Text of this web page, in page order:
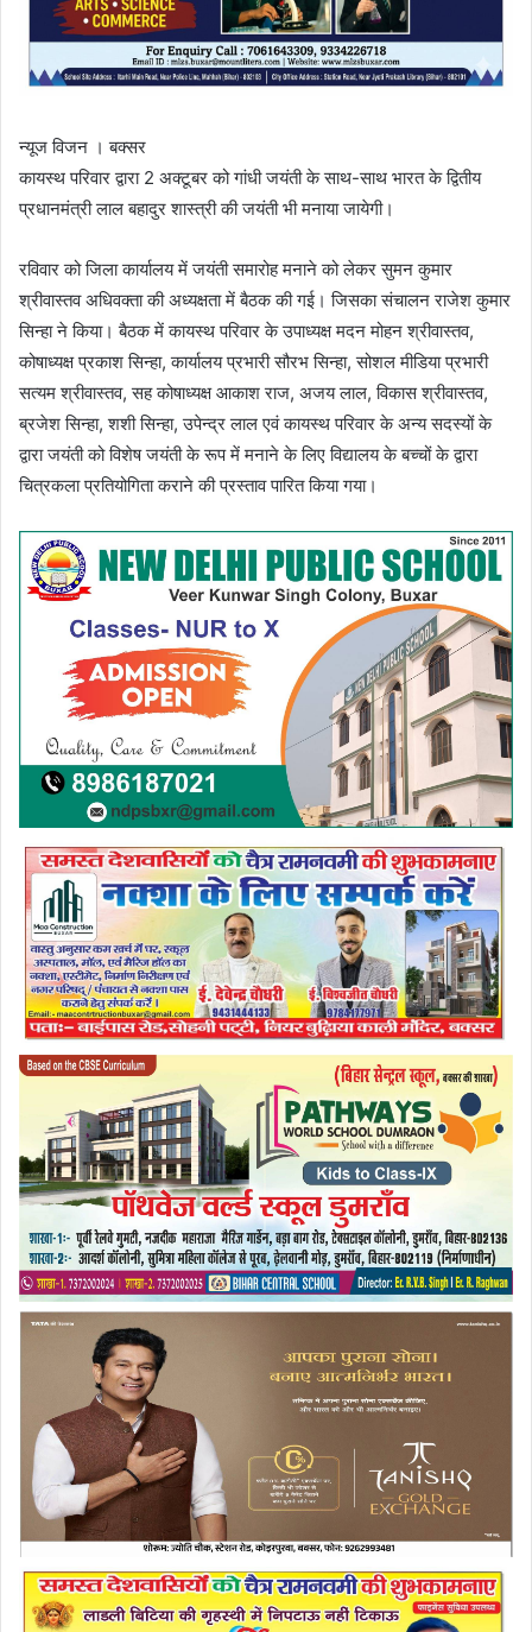
न्यूज विजन । बक्सर
कायस्थ परिवार द्वारा 2 अक्टूबर को गांधी जयंती के साथ-साथ भारत के द्वितीय
प्रधानमंत्री लाल बहादुर शास्त्री की जयंती भी मनाया जायेगी।
रविवार को जिला कार्यालय में जयंती समारोह मनाने को लेकर सुमन कुमार
श्रीवास्तव अधिवक्ता की अध्यक्षता में बैठक की गई। जिसका संचालन राजेश कुमार
सिन्हा ने किया। बैठक में कायस्थ परिवार के उपाध्यक्ष मदन मोहन श्रीवास्तव,
कोषाध्यक्ष प्रकाश सिन्हा, कार्यालय प्रभारी सौरभ सिन्हा, सोशल मीडिया प्रभारी
सत्यम श्रीवास्तव, सह कोषाध्यक्ष आकाश राज, अजय लाल, विकास श्रीवास्तव,
ब्रजेश सिन्हा, शशी सिन्हा, उपेन्द्र लाल एवं कायस्थ परिवार के अन्य सदस्यों के
द्वारा जयंती को विशेष जयंती के रूप में मनाने के लिए विद्यालय के बच्चों के द्वारा
चित्रकला प्रतियोगिता कराने की प्रस्ताव पारित किया गया।